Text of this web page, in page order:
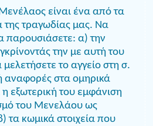
είναι ένα από τα
τραγωδίας μας. Να
παρουσιάσετε: α) την
την με αυτή του
το αγγείο στη σ.
αναφορές στα ομηρικά
εξωτερική του εμφάνιση
του Μενελάου ως
τα κωμικά στοιχεία που